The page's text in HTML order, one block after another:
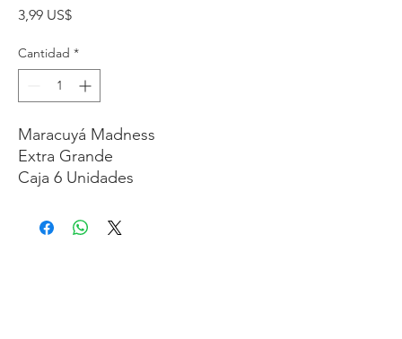
3,99 US$Precio
Cantidad *
Maracuyá Madness
Extra Grande
Caja 6 Unidades